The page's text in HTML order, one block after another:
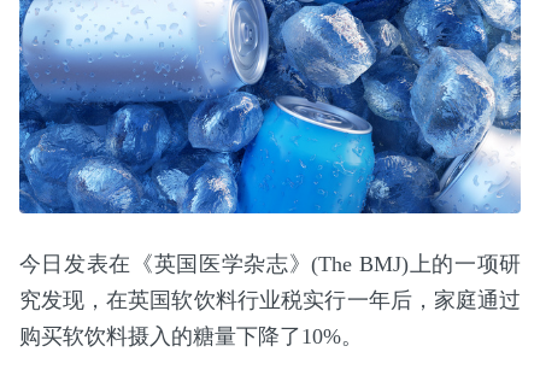
今日发表在《英国医学杂志》(The BMJ)上的一项研
究发现，在英国软饮料行业税实行一年后，家庭通过
购买软饮料摄入的糖量下降了10%。